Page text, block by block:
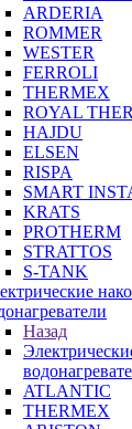
ARDERIA
ROMMER
WESTER
FERROLI
THERMEX
ROYAL
HAJDU
ELSEN
RISPA
SMART
KRATS
PROTHERM
STRATTOS
S-TANK
Назад
ATLANTIC
THERMEX